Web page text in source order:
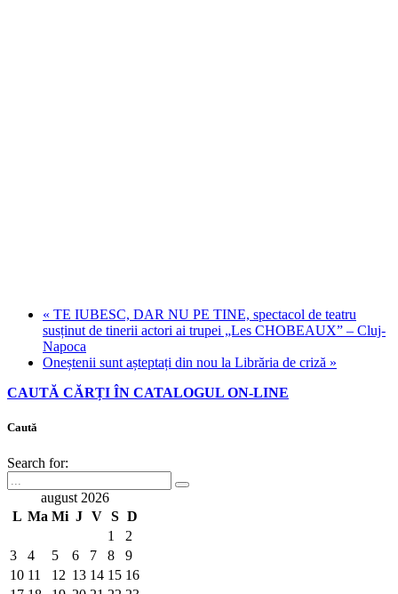
« TE IUBESC, DAR NU PE TINE, spectacol de teatru
susținut de tinerii actori ai trupei „Les CHOBEAUX” – Cluj-
Napoca
Oneștenii sunt așteptați din nou la Librăria de criză »
CAUTĂ CĂRȚI ÎN CATALOGUL ON-LINE
Caută
Search for:
august 2026
L Ma Mi J V S D
1
2
3
4 5 6 7 8
9
10 11 12 13 14 15 16